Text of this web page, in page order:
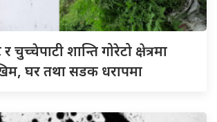
चुच्चेपाटी शान्ति गोरेटो क्षेत्रमा
घर तथा सडक धरापमा